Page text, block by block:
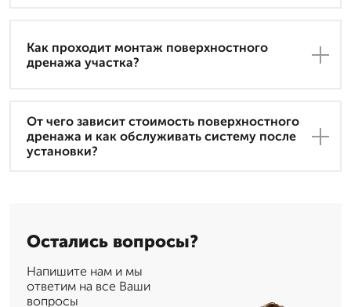
Как проходит монтаж поверхностного
дренажа участка?
От чего зависит стоимость поверхностного
дренажа и как обслуживать систему после
установки?
Остались вопросы?
Напишите нам и мы
ответим на все Ваши
вопросы